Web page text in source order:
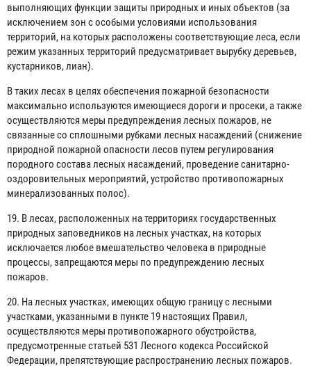
выполняющих функции защиты природных и иных объектов (за
исключением зон с особыми условиями использования
территорий, на которых расположены соответствующие леса, если
режим указанных территорий предусматривает вырубку деревьев,
кустарников, лиан).
В таких лесах в целях обеспечения пожарной безопасности
максимально используются имеющиеся дороги и просеки, а также
осуществляются меры предупреждения лесных пожаров, не
связанные со сплошными рубками лесных насаждений (снижение
природной пожарной опасности лесов путем регулирования
породного состава лесных насаждений, проведение санитарно-
оздоровительных мероприятий, устройство противопожарных
минерализованных полос).
19. В лесах, расположенных на территориях государственных
природных заповедников на лесных участках, на которых
исключается любое вмешательство человека в природные
процессы, запрещаются меры по предупреждению лесных
пожаров.
20. На лесных участках, имеющих общую границу с лесными
участками, указанными в пункте 19 настоящих Правил,
осуществляются меры противопожарного обустройства,
предусмотренные статьей 531 Лесного кодекса Российской
Федерации, препятствующие распространению лесных пожаров.